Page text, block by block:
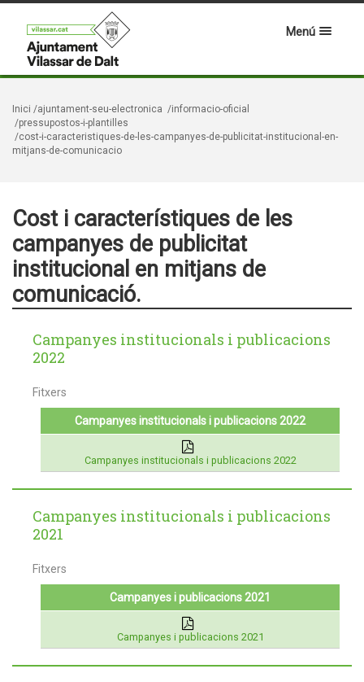
Menú
Inici /ajuntament-seu-electronica /informacio-oficial
/pressupostos-i-plantilles
/cost-i-caracteristiques-de-les-campanyes-de-publicitat-institucional-en-
mitjans-de-comunicacio
Cost i característiques de les
campanyes de publicitat
institucional en mitjans de
comunicació.
Campanyes institucionals i publicacions
2022
Fitxers
Campanyes institucionals i publicacions 2022
Campanyes institucionals i publicacions 2022
Campanyes institucionals i publicacions
2021
Fitxers
Campanyes i publicacions 2021
Campanyes i publicacions 2021